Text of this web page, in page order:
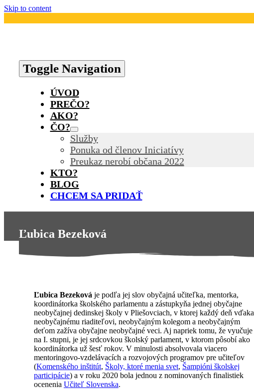
Skip to content
Toggle Navigation
ÚVOD
PREČO?
AKO?
ČO?
Služby
Ponuka od členov Iniciatívy
Preukaz nerobí občana 2022
KTO?
BLOG
CHCEM SA PRIDAŤ
Ľubica Bezeková
Ľubica Bezeková je podľa jej slov obyčajná učiteľka, mentorka,
koordinátorka školského parlamentu a zástupkyňa jednej obyčajne
neobyčajnej dedinskej školy v Pliešovciach, v ktorej každý deň vďaka
neobyčajnému riaditeľovi, neobyčajným kolegom a neobyčajným
deťom zažíva obyčajne neobyčajné veci. Aj napriek tomu, že vyučuje
na I. stupni, je jej srdcovkou školský parlament, v ktorom pôsobí ako
koordinátorka už šesť rokov. V minulosti absolvovala viacero
mentoringovo-vzdelávacích a rozvojových programov pre učiteľov
(Komenského inštitút, Školy, ktoré menia svet, Šampióni školskej
participácie) a v roku 2020 bola jednou z nominovaných finalistiek
ocenenia Učiteľ Slovenska.